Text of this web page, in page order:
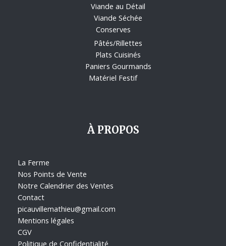
Viande au Détail
Viande Séchée
Conserves
Pâtés/Rillettes
Plats Cuisinés
Paniers Gourmands
Matériel Festif
À PROPOS
La Ferme
Nos Points de Vente
Notre Calendrier des Ventes
Contact
picauvillemathieu@gmail.com
Mentions légales
CGV
Politique de Confidentialité